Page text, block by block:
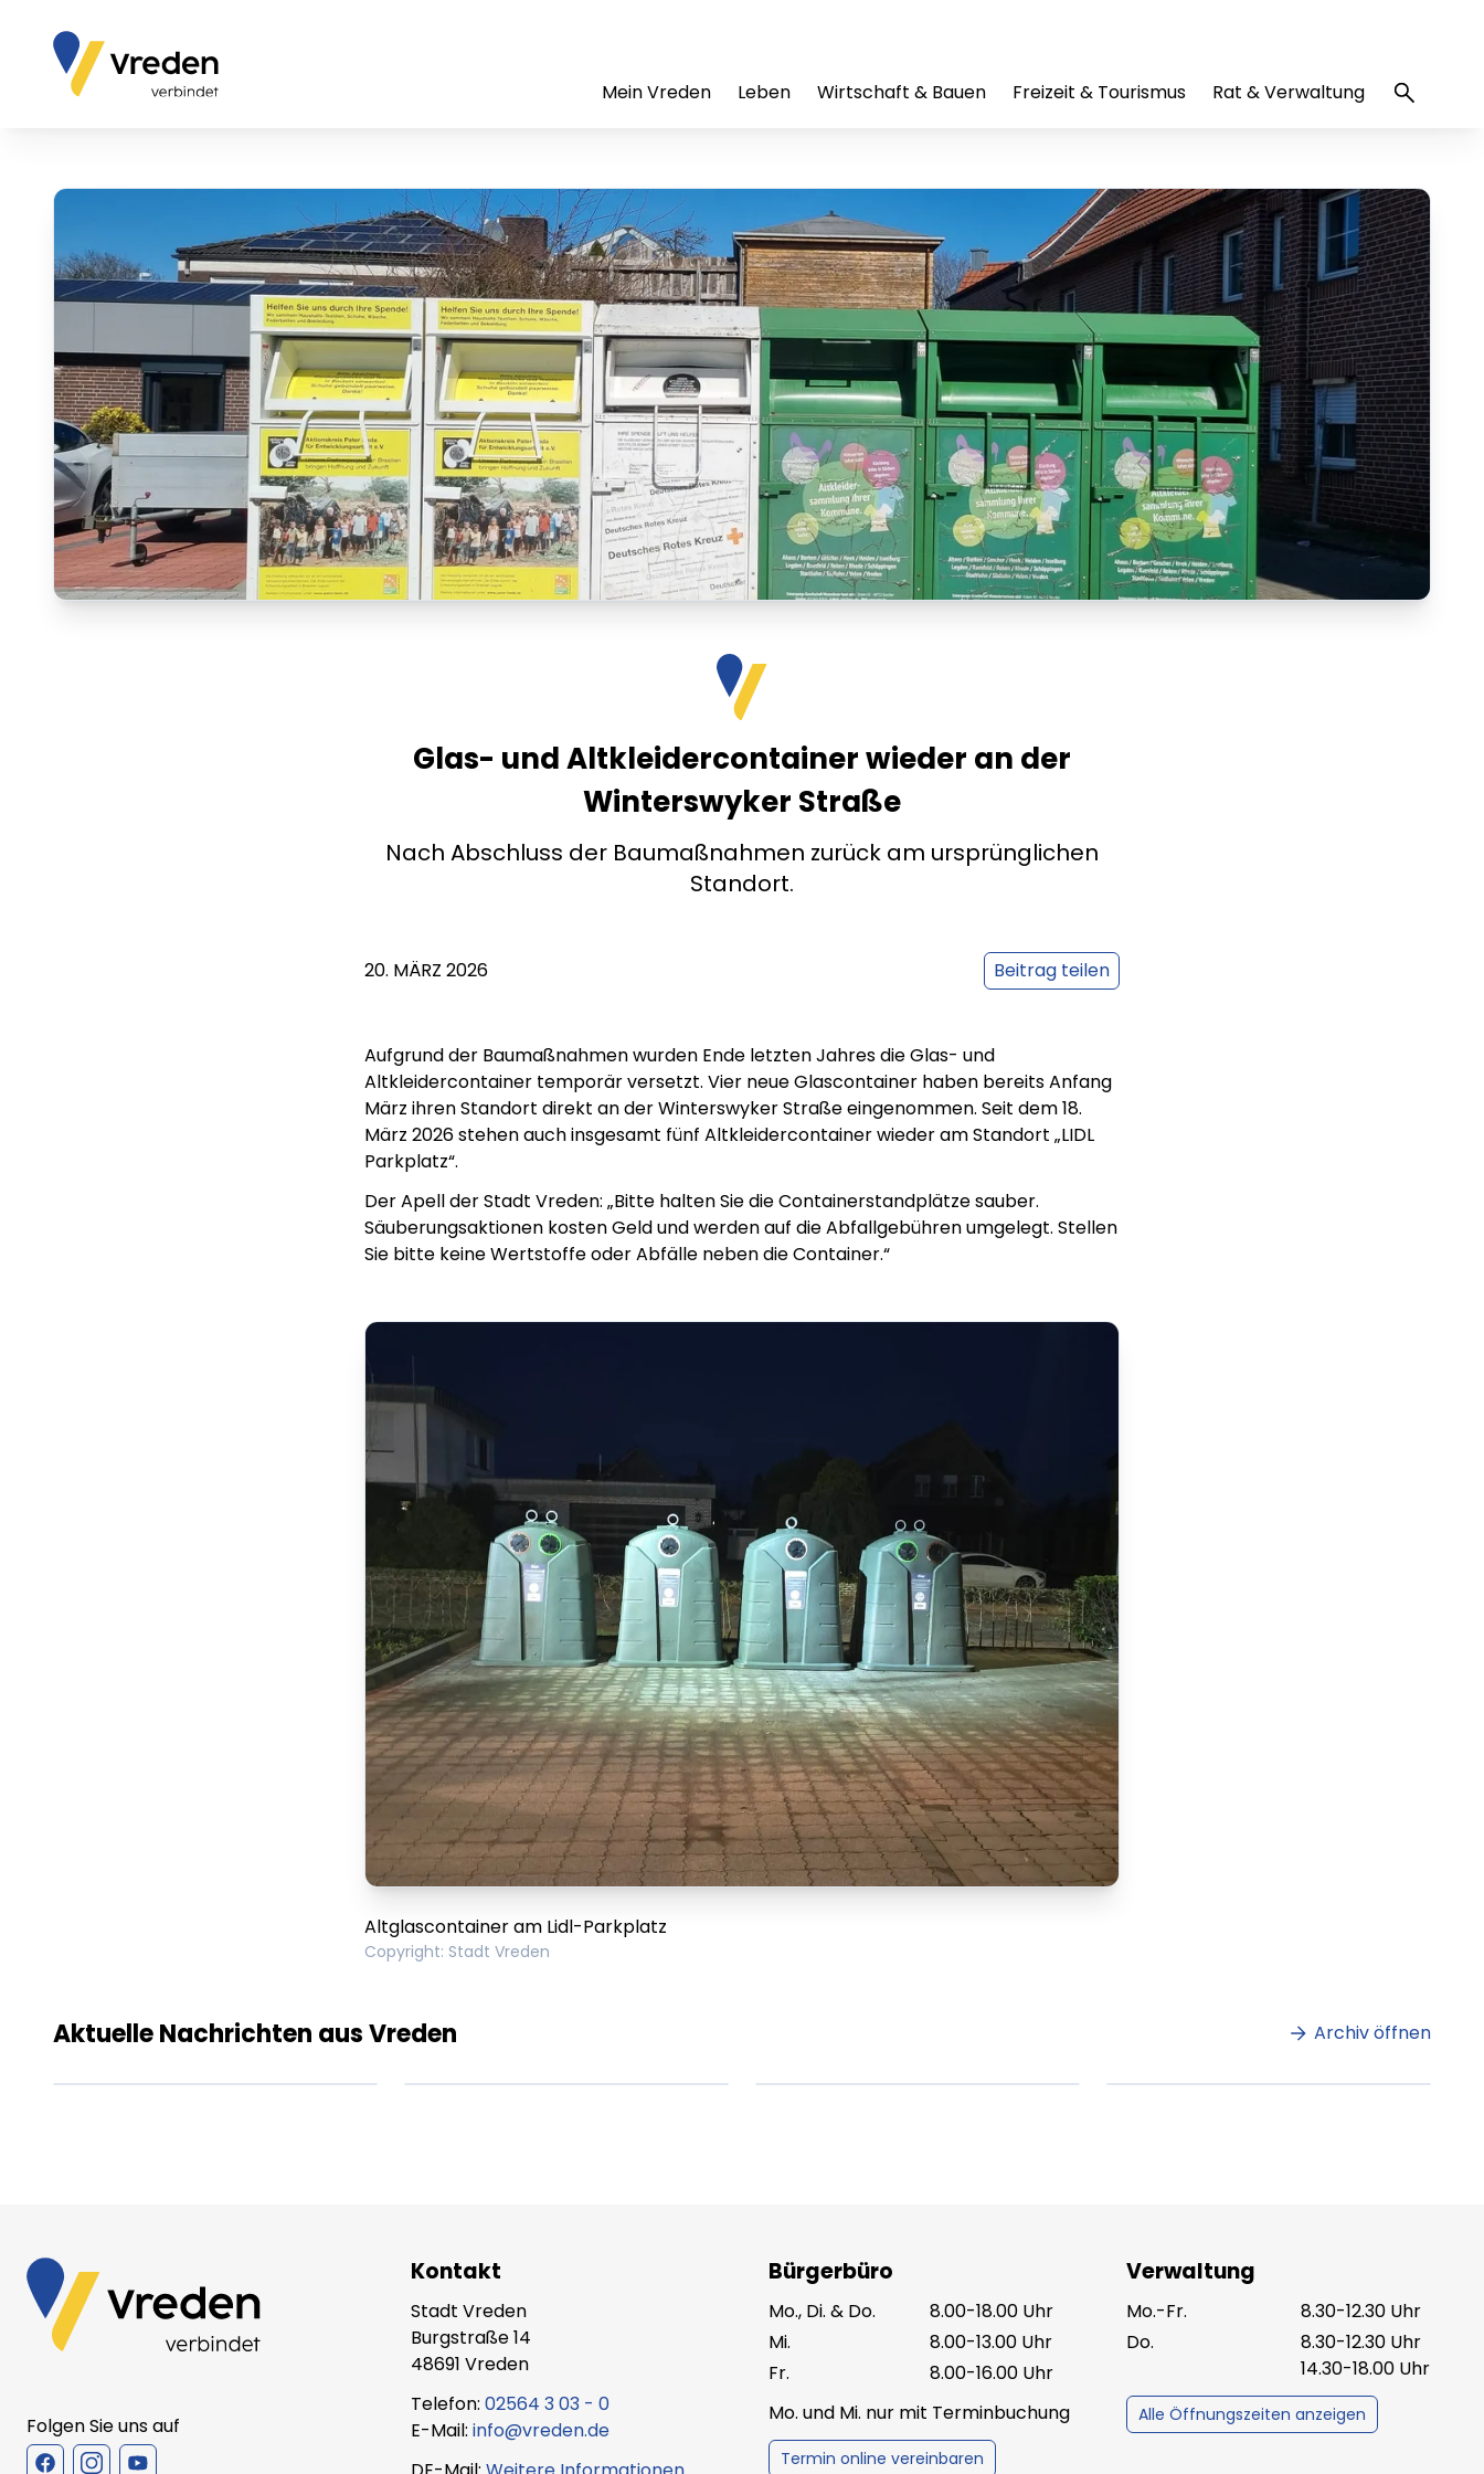
Mein Vreden Leben Wirtschaft & Bauen Freizeit & Tourismus Rat & Verwaltung
Glas- und Altkleidercontainer wieder an der
Winterswyker Straße
Nach Abschluss der Baumaßnahmen zurück am ursprünglichen
Standort.
20. MÄRZ 2026 Beitrag teilen
Aufgrund der Baumaßnahmen wurden Ende letzten Jahres die Glas- und
Altkleidercontainer temporär versetzt. Vier neue Glascontainer haben bereits Anfang
März ihren Standort direkt an der Winterswyker Straße eingenommen. Seit dem 18.
März 2026 stehen auch insgesamt fünf Altkleidercontainer wieder am Standort „LIDL
Parkplatz“.
Der Apell der Stadt Vreden: „Bitte halten Sie die Containerstandplätze sauber.
Säuberungsaktionen kosten Geld und werden auf die Abfallgebühren umgelegt. Stellen
Sie bitte keine Wertstoffe oder Abfälle neben die Container.“
Altglascontainer am Lidl-Parkplatz
Copyright: Stadt Vreden
Aktuelle Nachrichten aus Vreden Archiv öffnen
amet.
Folgen Sie uns auf
Kontakt
Stadt Vreden
Burgstraße 14
48691 Vreden
Telefon: 02564 3 03 - 0
E-Mail: info@vreden.de
Bürgerbüro
Mo., Di. & Do.
8.00-18.00 Uhr
Mi.
8.00-13.00 Uhr
Fr.
8.00-16.00 Uhr
Mo. und Mi. nur mit Terminbuchung
Termin online vereinbaren
Verwaltung
Mo.-Fr.
8.30-12.30 Uhr
Do.
8.30-12.30 Uhr
14.30-18.00 Uhr
Alle Öffnungszeiten anzeigen